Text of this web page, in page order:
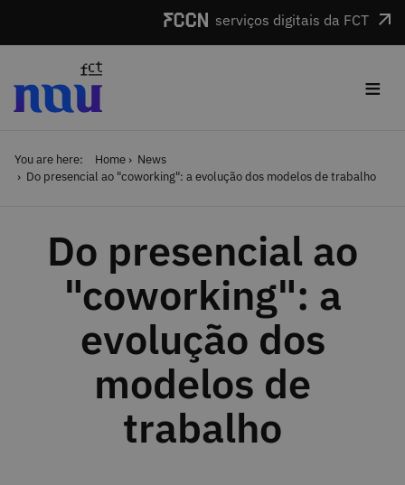
serviços digitais da FCT
≡
You are here: Home
News
Do presencial ao "coworking": a evolução dos modelos de trabalho
Do presencial ao
"coworking": a
evolução dos
modelos de
trabalho